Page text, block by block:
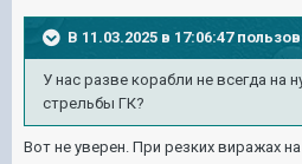
В 11.03.2025 в 17:06:47
У нас разве корабли не всегда на
стрельбы ГК?
Вот не уверен. При резких виражах